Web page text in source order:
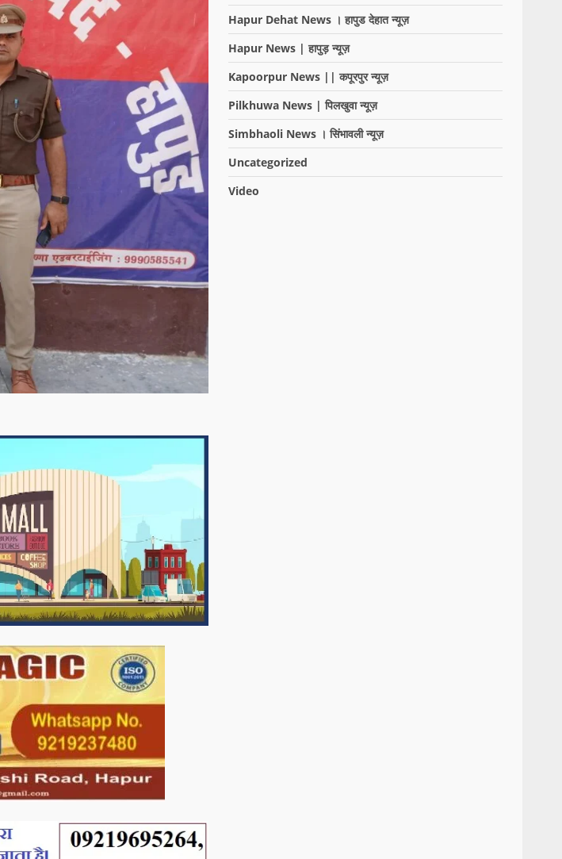
Hapur Dehat News । हापुड देहात न्यूज़
Hapur News | हापुड़ न्यूज़
Kapoorpur News || कपूरपुर न्यूज़
Pilkhuwa News | पिलखुवा न्यूज़
Simbhaoli News । सिंभावली न्यूज़
Uncategorized
Video